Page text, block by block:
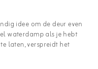
idee om de deur even
waterdamp als je hebt
laten, verspreidt het